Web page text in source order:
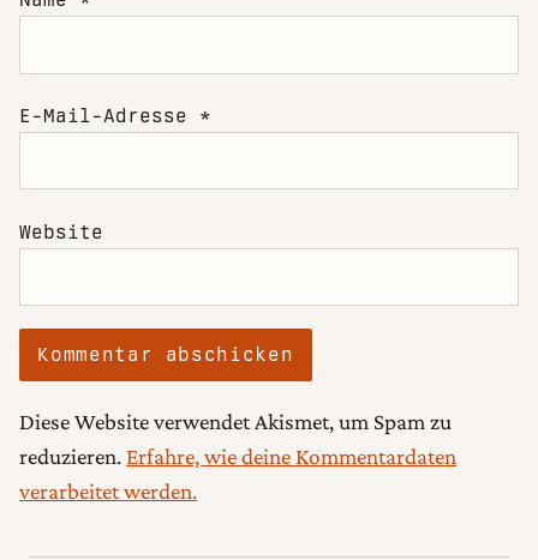
E-Mail-Adresse *
Website
Diese Website verwendet Akismet, um Spam zu
reduzieren. Erfahre, wie deine Kommentardaten
verarbeitet werden.